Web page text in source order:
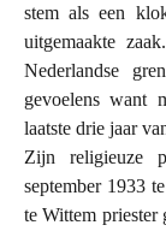
stem als een
uitgemaakte
Nederlandse
gevoelens want
laatste drie jaar
Zijn religieuze
september 1933
te Wittem priester